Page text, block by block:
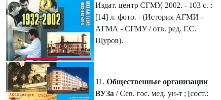
Издат. центр СГМУ, 2002. - 103 с. :
[14] л. фото. - (История АГМИ -
АГМА - СГМУ / отв. ред. Г.С.
Щуров).
11. Общественные организации
ВУЗа / Сев. гос. мед. ун-т ; [сост.: